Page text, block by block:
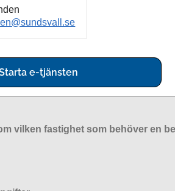
e-tjänsten
vilken fastighet som behöver en